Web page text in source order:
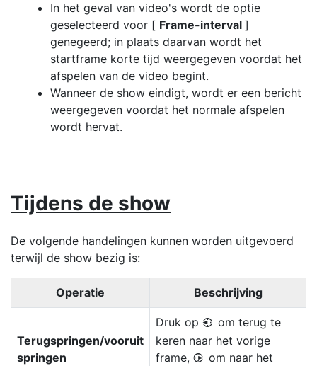
In het geval van video's wordt de optie
geselecteerd voor [ Frame-interval ]
genegeerd; in plaats daarvan wordt het
startframe korte tijd weergegeven voordat het
afspelen van de video begint.
Wanneer de show eindigt, wordt er een bericht
weergegeven voordat het normale afspelen
wordt hervat.
Tijdens de show
De volgende handelingen kunnen worden uitgevoerd
terwijl de show bezig is:
Operatie Beschrijving
Terugspringen/vooruit
springen
Druk op 4 om terug te
keren naar het vorige
frame, 2 om naar het